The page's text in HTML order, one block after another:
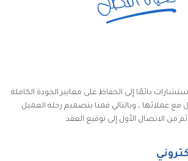
دائمًا إلى الحفاظ على معايير الجودة الكاملة
عملائها ، وبالتالي قمنا بتصميم رحلة العميل
من الاتصال الأول إلى توقيع العقد